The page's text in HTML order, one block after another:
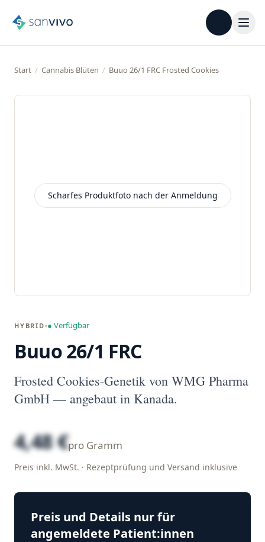
Start / Cannabis Blüten / Buuo 26/1 FRC Frosted Cookies
Scharfes Produktfoto nach der Anmeldung
HYBRID ● Verfügbar
Buuo 26/1 FRC
Frosted Cookies-Genetik von WMG Pharma
GmbH — angebaut in Kanada.
4,48 €pro Gramm
Preis inkl. MwSt. · Rezeptprüfung und Versand inklusive
Preis und Details nur für
angemeldete Patient:innen